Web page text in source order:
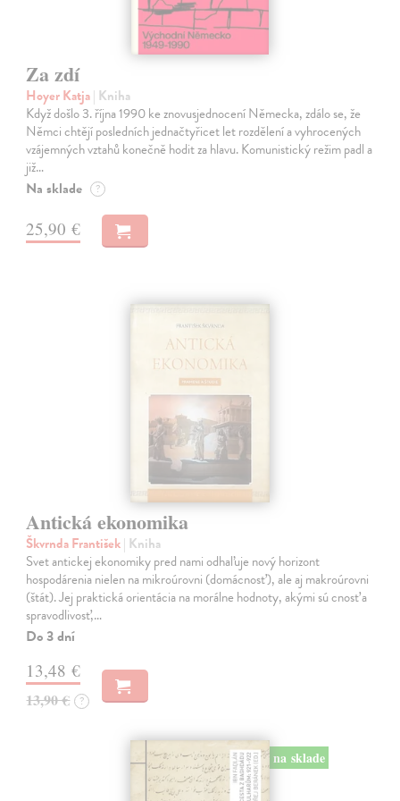
Za zdí
Hoyer Katja| Kniha
Když došlo 3. října 1990 ke znovusjednocení Německa, zdálo se, že
Němci chtějí posledních jednačtyřicet let rozdělení a vyhrocených
vzájemných vztahů konečně hodit za hlavu. Komunistický režim padl a
již…
Na sklade ?
25,90 €
Antická ekonomika
Škvrnda František| Kniha
Svet antickej ekonomiky pred nami odhaľuje nový horizont
hospodárenia nielen na mikroúrovni (domácnosť), ale aj makroúrovni
(štát). Jej praktická orientácia na morálne hodnoty, akými sú cnosť a
spravodlivosť,…
Do 3 dní
13,48 €
13,90 € ?
na sklade